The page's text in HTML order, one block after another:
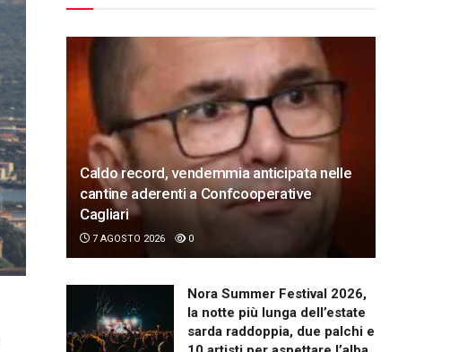
Caldo record, vendemmia anticipata nelle
cantine aderenti a Confcooperative
Cagliari
7 AGOSTO 2026 0
Nora Summer Festival 2026,
la notte più lunga dell’estate
sarda raddoppia, due palchi e